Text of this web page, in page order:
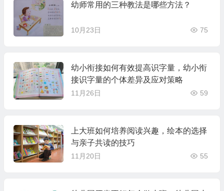
幼师常用的三种教法是哪些方法？
10月23日 75
幼小衔接如何有效提高识字量，幼小衔
接识字量的个体差异及应对策略
11月26日 59
上大班如何培养阅读兴趣，绘本的选择
与亲子共读的技巧
11月20日 55